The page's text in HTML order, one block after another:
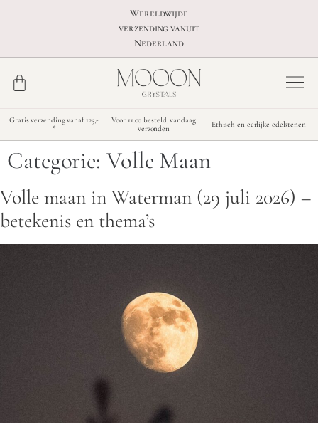
Wereldwijde
verzending vanuit
Nederland
Gratis verzending vanaf 125,-
*
Voor 11:00 besteld, vandaag
verzonden
Ethisch en eerlijke edelstenen
Categorie: Volle Maan
Volle maan in Waterman (29 juli 2026) –
betekenis en thema’s